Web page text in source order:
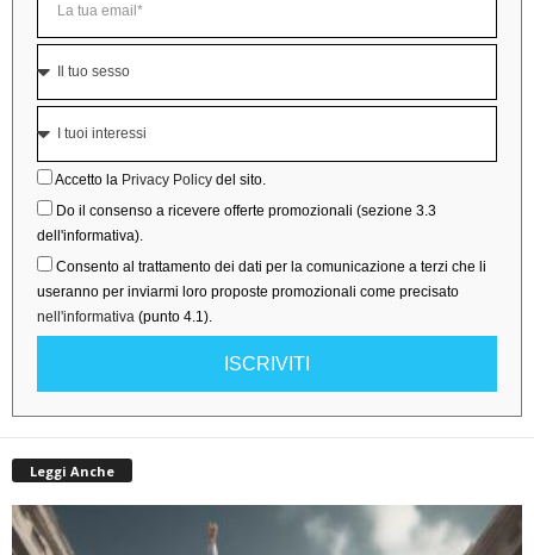
Accetto la Privacy Policy del sito.
Do il consenso a ricevere offerte promozionali (sezione 3.3
dell'informativa).
Consento al trattamento dei dati per la comunicazione a terzi che li
useranno per inviarmi loro proposte promozionali come precisato
nell'informativa (punto 4.1).
ISCRIVITI
Leggi Anche